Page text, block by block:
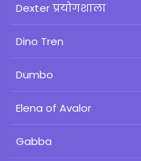
Dexter प्रयोगशाला
Dino Tren
Dumbo
Elena of Avalor
Gabba